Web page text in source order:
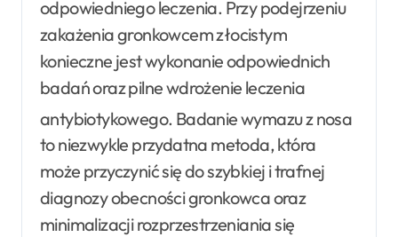
odpowiedniego leczenia. Przy podejrzeniu
zakażenia gronkowcem złocistym
konieczne jest wykonanie odpowiednich
badań oraz pilne wdrożenie leczenia
antybiotykowego. Badanie wymazu z nosa
to niezwykle przydatna metoda, która
może przyczynić się do szybkiej i trafnej
diagnozy obecności gronkowca oraz
minimalizacji rozprzestrzeniania się